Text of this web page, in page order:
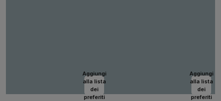
Aggiungi
alla lista
dei
preferiti
Aggiungi
alla lista
dei
preferiti